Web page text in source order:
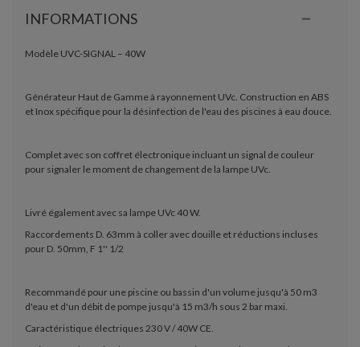
INFORMATIONS
Modèle UVC-SIGNAL – 40W
Générateur Haut de Gamme à rayonnement UVc. Construction en ABS
et Inox spécifique pour la désinfection de l'eau des piscines à eau douce.
Complet avec son coffret électronique incluant un signal de couleur
pour signaler le moment de changement de la lampe UVc.
Livré également avec sa lampe UVc 40 W.
Raccordements D. 63mm à coller avec douille et réductions incluses
pour D. 50mm, F 1'' 1/2
Recommandé pour une piscine ou bassin d'un volume jusqu'à 50 m3
d'eau et d'un débit de pompe jusqu'à 15 m3/h sous 2 bar maxi.
Caractéristique électriques 230 V / 40W CE.